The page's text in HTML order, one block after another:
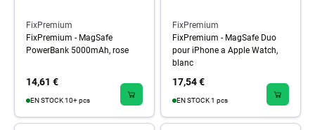
FixPremium
FixPremium - MagSafe
PowerBank 5000mAh, rose
14,61 €
EN STOCK 10+ pcs
FixPremium
FixPremium - MagSafe Duo
pour iPhone a Apple Watch,
blanc
17,54 €
EN STOCK 1 pcs